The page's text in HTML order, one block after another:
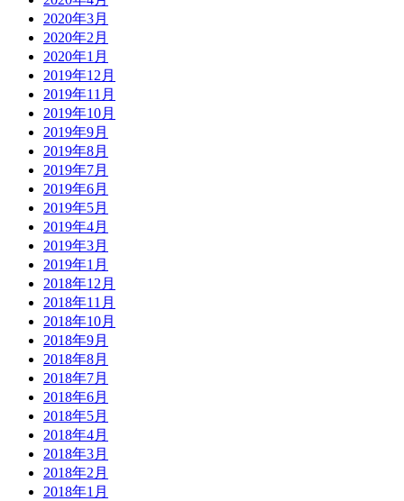
2020年3月
2020年2月
2020年1月
2019年12月
2019年11月
2019年10月
2019年9月
2019年8月
2019年7月
2019年6月
2019年5月
2019年4月
2019年3月
2019年1月
2018年12月
2018年11月
2018年10月
2018年9月
2018年8月
2018年7月
2018年6月
2018年5月
2018年4月
2018年3月
2018年2月
2018年1月